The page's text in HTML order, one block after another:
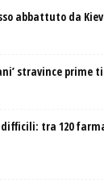
abbattuto da Kiev
stravince prime
tra 120